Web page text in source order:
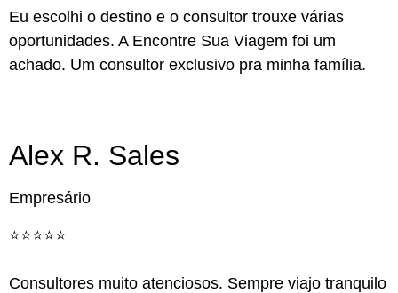
Eu escolhi o destino e o consultor trouxe várias
oportunidades. A Encontre Sua Viagem foi um
achado. Um consultor exclusivo pra minha família.
Alex R. Sales
Empresário
⭐️⭐️⭐️⭐️⭐️
Consultores muito atenciosos. Sempre viajo tranquilo